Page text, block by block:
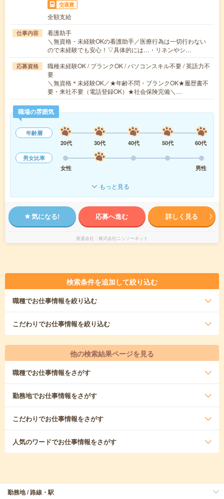
交通費
全額支給
仕事内容
看護助手
＼無資格・未経験OKの看護助手／医療行為は一切行わない
ので未経験でも安心！▽具体的には…・リネンやシ…
応募資格
職種未経験OK / ブランクOK / パソコンスキル不要 / 英語力不
要
＼無資格＊未経験OK／★年齢不問・ブランクOK★履歴書不
要・来社不要（電話登録OK）★社会保険完備＼…
職場の雰囲気
年齢層
20代
30代 40代 50代
60代
男女比率
女性
男性
もっと見る
気になる! 応募へ進む 詳しく見る
派遣会社 株式会社ニッソーネット
検索条件を追加して絞り込む
職種でお仕事情報を絞り込む
こだわりでお仕事情報を絞り込む
他の検索結果ページを見る
職種でお仕事情報をさがす
勤務地でお仕事情報をさがす
こだわりでお仕事情報をさがす
人気のワードでお仕事情報をさがす
勤務地 / 路線・駅